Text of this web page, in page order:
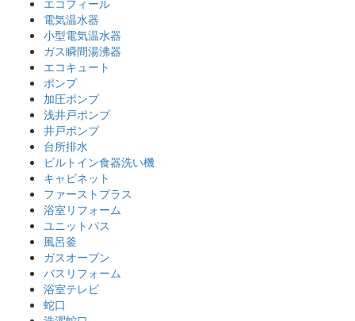
エコフィール
電気温水器
小型電気温水器
ガス瞬間湯沸器
エコキュート
ポンプ
加圧ポンプ
浅井戸ポンプ
井戸ポンプ
台所排水
ビルトイン食器洗い機
キャビネット
ファーストプラス
浴室リフォーム
ユニットバス
風呂釜
ガスオーブン
バスリフォーム
浴室テレビ
蛇口